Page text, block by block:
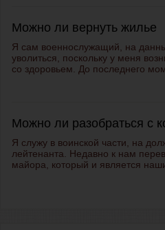
Можно ли вернуть жилье
Я сам военнослужащий, на
уволиться, поскольку у меня
со здоровьем. До последнего
Можно ли разобраться с
Я служу в воинской части, на
лейтенанта. Недавно к нам
майора, который и является